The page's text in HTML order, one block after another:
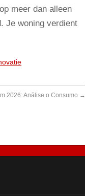
meer dan alleen
Je woning verdient
2026: Análise o Consumo →